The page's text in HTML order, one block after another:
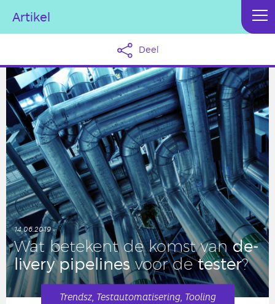
Artikel
Deel
Wat be­te­kent de komst vande­
li­ve­ry pi­pe­li­nesvoor detester?
14.06.2019
Trendsz, Testautomatisering, Tooling